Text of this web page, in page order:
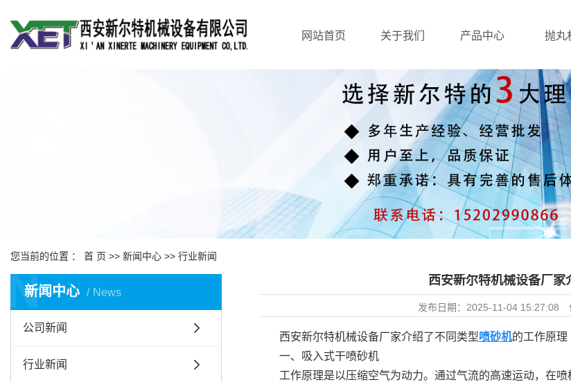
网站首页 关于我们 产品中心 抛丸
您当前的位置 ： 首 页 >> 新闻中心 >> 行业新闻
新闻中心 News
N
公司新闻
行业新闻
西安新尔特机械设备厂
发布日期： 2025-11-04 15:27:08
西安新尔特机械设备厂家介绍了不同类型喷砂机的工作原理
一、吸入式干喷砂机
工作原理是以压缩空气为动力。通过气流的高速运动，在